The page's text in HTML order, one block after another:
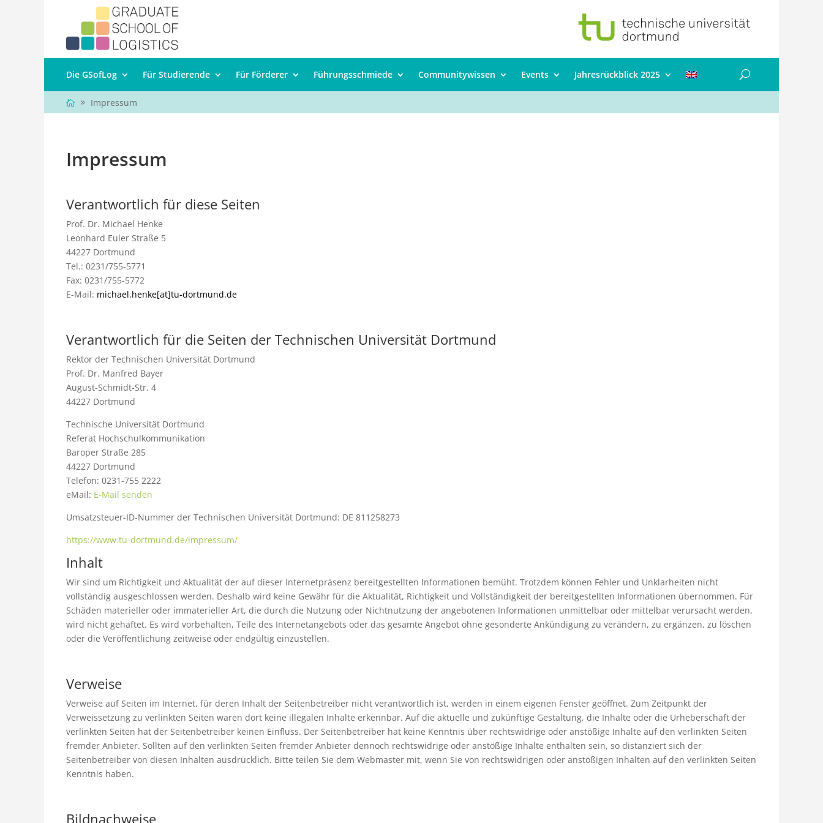
Die GSofLog Für Studierende Für Förderer Führungsschmiede Communitywissen Events Jahresrückblick 2025
Impressum
Impressum
Verantwortlich für diese Seiten
Prof. Dr. Michael Henke
Leonhard Euler Straße 5
44227 Dortmund
Tel.: 0231/755-5771
Fax: 0231/755-5772
E-Mail: michael.henke[at]tu-dortmund.de
Verantwortlich für die Seiten der Technischen Universität Dortmund
Rektor der Technischen Universität Dortmund
Prof. Dr. Manfred Bayer
August-Schmidt-Str. 4
44227 Dortmund
Technische Universität Dortmund
Referat Hochschulkommunikation
Baroper Straße 285
44227 Dortmund
Telefon: 0231-755 2222
eMail: E-Mail senden
Umsatzsteuer-ID-Nummer der Technischen Universität Dortmund: DE 811258273
https://www.tu-dortmund.de/impressum/
Inhalt
Wir sind um Richtigkeit und Aktualität der auf dieser Internetpräsenz bereitgestellten Informationen bemüht. Trotzdem können Fehler und Unklarheiten nicht
vollständig ausgeschlossen werden. Deshalb wird keine Gewähr für die Aktualität, Richtigkeit und Vollständigkeit der bereitgestellten Informationen übernommen. Für
Schäden materieller oder immaterieller Art, die durch die Nutzung oder Nichtnutzung der angebotenen Informationen unmittelbar oder mittelbar verursacht werden,
wird nicht gehaftet. Es wird vorbehalten, Teile des Internetangebots oder das gesamte Angebot ohne gesonderte Ankündigung zu verändern, zu ergänzen, zu löschen
oder die Veröffentlichung zeitweise oder endgültig einzustellen.
Verweise
Verweise auf Seiten im Internet, für deren Inhalt der Seitenbetreiber nicht verantwortlich ist, werden in einem eigenen Fenster geöffnet. Zum Zeitpunkt der
Verweissetzung zu verlinkten Seiten waren dort keine illegalen Inhalte erkennbar. Auf die aktuelle und zukünftige Gestaltung, die Inhalte oder die Urheberschaft der
verlinkten Seiten hat der Seitenbetreiber keinen Einfluss. Der Seitenbetreiber hat keine Kenntnis über rechtswidrige oder anstößige Inhalte auf den verlinkten Seiten
fremder Anbieter. Sollten auf den verlinkten Seiten fremder Anbieter dennoch rechtswidrige oder anstößige Inhalte enthalten sein, so distanziert sich der
Seitenbetreiber von diesen Inhalten ausdrücklich. Bitte teilen Sie dem Webmaster mit, wenn Sie von rechtswidrigen oder anstößigen Inhalten auf den verlinkten Seiten
Kenntnis haben.
Bildnachweise